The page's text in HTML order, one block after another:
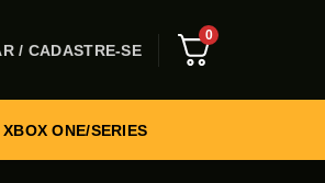
/ CADASTRE-SE
0
XBOX ONE/SERIES